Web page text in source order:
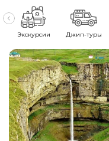
Экскурсии Джип-туры